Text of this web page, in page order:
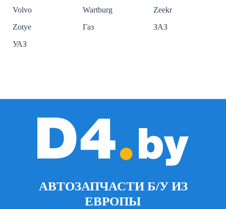
Volvo
Wartburg
Zeekr
Zotye
Газ
ЗАЗ
УАЗ
АВТОЗАПЧАСТИ Б/У ИЗ
ЕВРОПЫ